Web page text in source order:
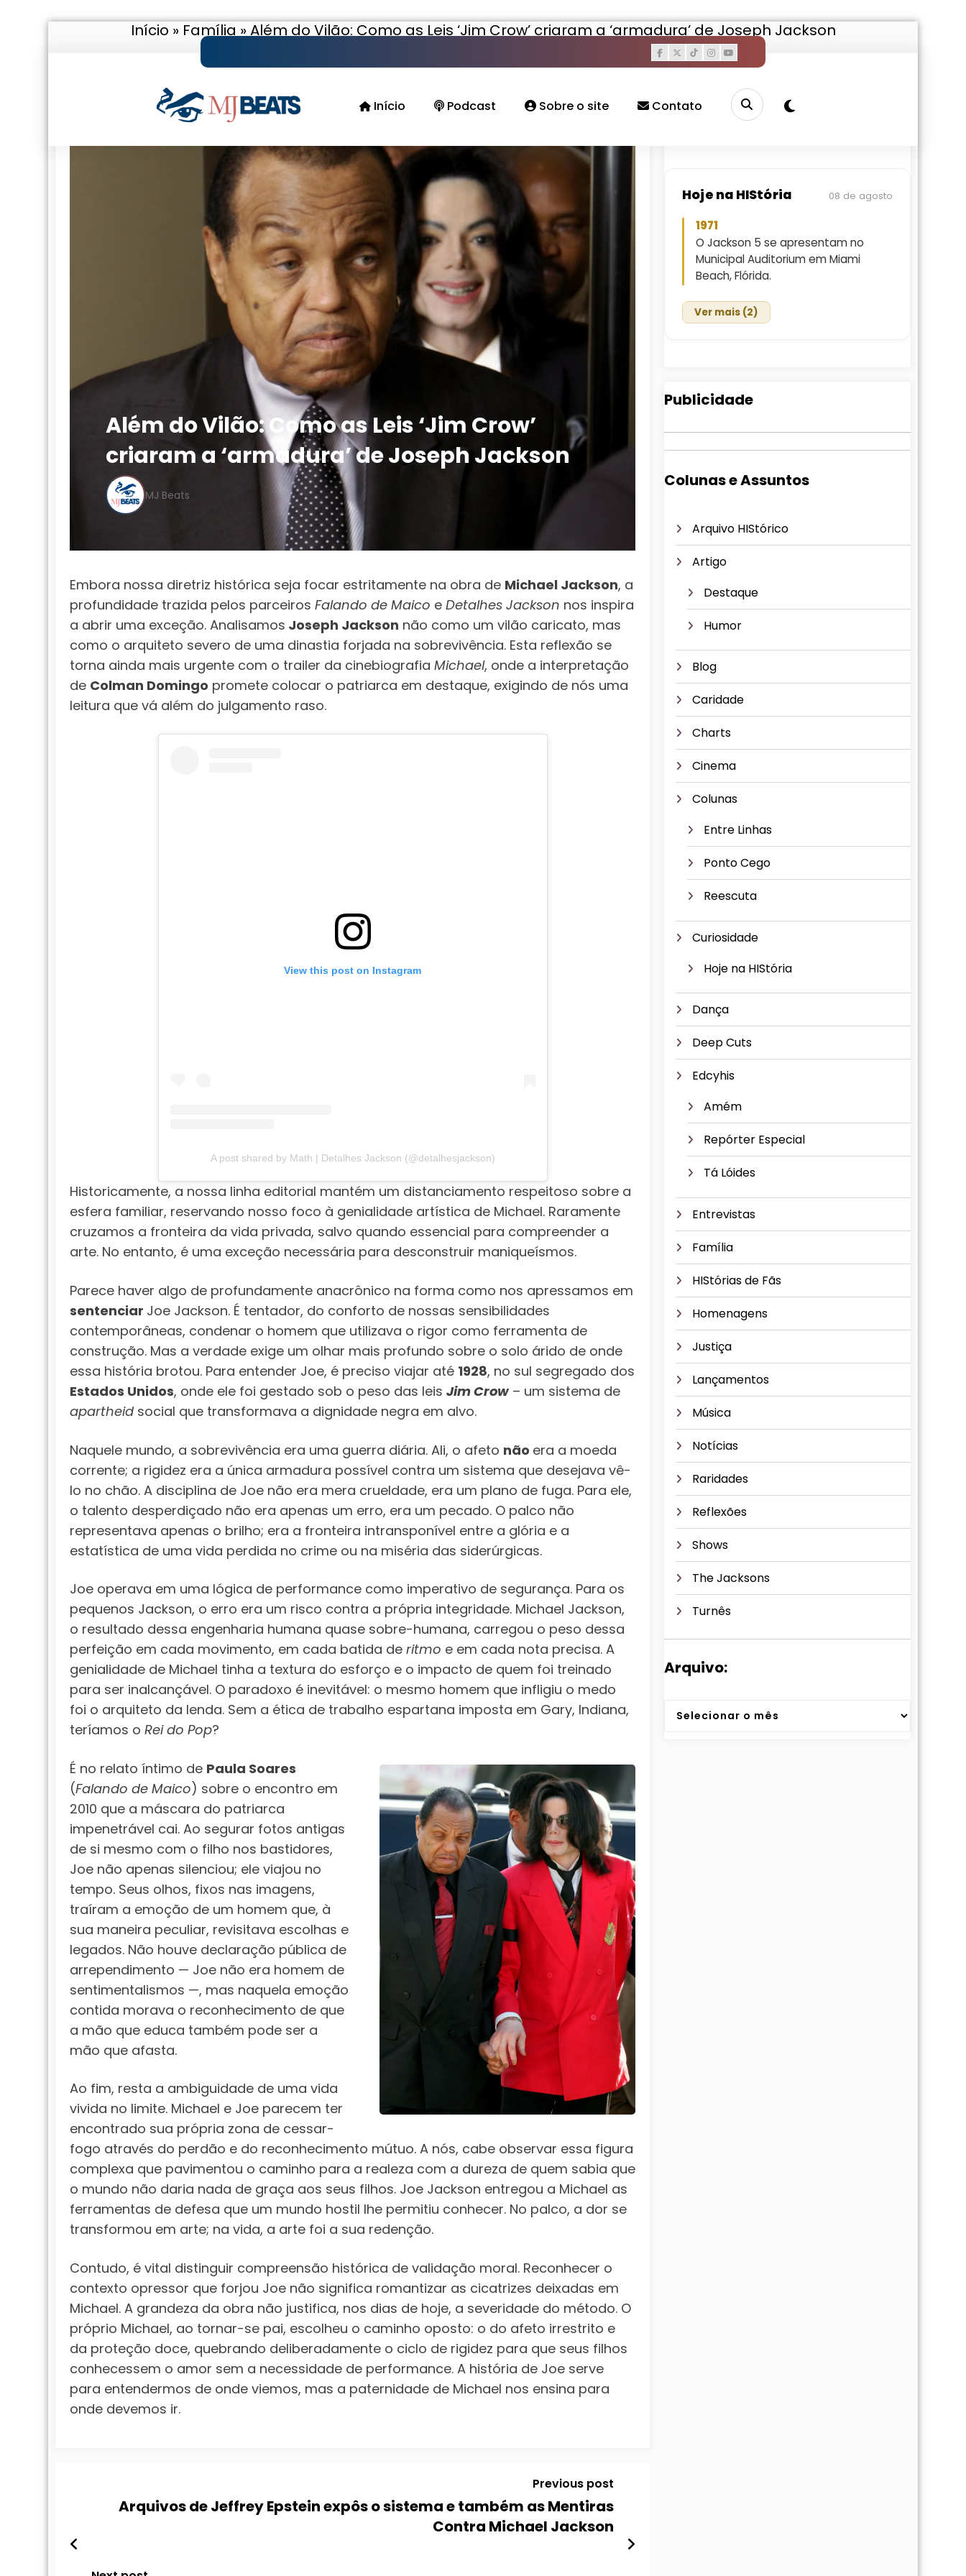
Início
Podcast Sobre o site Contato
Início » Família »Além do Vilão: Como as Leis ‘Jim Crow’ criaram a ‘armadura’ de Joseph Jackson
Além do Vilão: Como as Leis ‘Jim Crow’
criaram a ‘armadura’ de Joseph Jackson
MJ Beats
Embora nossa diretriz histórica seja focar estritamente na obra de Michael Jackson, a
profundidade trazida pelos parceiros Falando de Maico e Detalhes Jackson nos inspira
a abrir uma exceção. Analisamos Joseph Jackson não como um vilão caricato, mas
como o arquiteto severo de uma dinastia forjada na sobrevivência. Esta reflexão se
torna ainda mais urgente com o trailer da cinebiografia Michael, onde a interpretação
de Colman Domingo promete colocar o patriarca em destaque, exigindo de nós uma
leitura que vá além do julgamento raso.
View this post on Instagram
A post shared by Math | Detalhes Jackson (@detalhesjackson)
Historicamente, a nossa linha editorial mantém um distanciamento respeitoso sobre a
esfera familiar, reservando nosso foco à genialidade artística de Michael. Raramente
cruzamos a fronteira da vida privada, salvo quando essencial para compreender a
arte. No entanto, é uma exceção necessária para desconstruir maniqueísmos.
Parece haver algo de profundamente anacrônico na forma como nos apressamos em
sentenciar Joe Jackson. É tentador, do conforto de nossas sensibilidades
contemporâneas, condenar o homem que utilizava o rigor como ferramenta de
construção. Mas a verdade exige um olhar mais profundo sobre o solo árido de onde
essa história brotou. Para entender Joe, é preciso viajar até 1928, no sul segregado dos
Estados Unidos, onde ele foi gestado sob o peso das leis Jim Crow– um sistema de
apartheid social que transformava a dignidade negra em alvo.
Naquele mundo, a sobrevivência era uma guerra diária. Ali, o afeto não era a moeda
corrente; a rigidez era a única armadura possível contra um sistema que desejava vê-
lo no chão. A disciplina de Joe não era mera crueldade, era um plano de fuga. Para ele,
o talento desperdiçado não era apenas um erro, era um pecado. O palco não
representava apenas o brilho; era a fronteira intransponível entre a glória e a
estatística de uma vida perdida no crime ou na miséria das siderúrgicas.
Joe operava em uma lógica de performance como imperativo de segurança. Para os
pequenos Jackson, o erro era um risco contra a própria integridade. Michael Jackson,
o resultado dessa engenharia humana quase sobre-humana, carregou o peso dessa
perfeição em cada movimento, em cada batida de ritmo e em cada nota precisa. A
genialidade de Michael tinha a textura do esforço e o impacto de quem foi treinado
para ser inalcançável. O paradoxo é inevitável: o mesmo homem que infligiu o medo
foi o arquiteto da lenda. Sem a ética de trabalho espartana imposta em Gary, Indiana,
teríamos o Rei do Pop?
É no relato íntimo de Paula Soares
(Falando de Maico) sobre o encontro em
2010 que a máscara do patriarca
impenetrável cai. Ao segurar fotos antigas
de si mesmo com o filho nos bastidores,
Joe não apenas silenciou; ele viajou no
tempo. Seus olhos, fixos nas imagens,
traíram a emoção de um homem que, à
sua maneira peculiar, revisitava escolhas e
legados. Não houve declaração pública de
arrependimento — Joe não era homem de
sentimentalismos —, mas naquela emoção
contida morava o reconhecimento de que
a mão que educa também pode ser a
mão que afasta.
Ao fim, resta a ambiguidade de uma vida
vivida no limite. Michael e Joe parecem ter
encontrado sua própria zona de cessar-
fogo através do perdão e do reconhecimento mútuo. A nós, cabe observar essa figura
complexa que pavimentou o caminho para a realeza com a dureza de quem sabia que
o mundo não daria nada de graça aos seus filhos. Joe Jackson entregou a Michael as
ferramentas de defesa que um mundo hostil lhe permitiu conhecer. No palco, a dor se
transformou em arte; na vida, a arte foi a sua redenção.
Contudo, é vital distinguir compreensão histórica de validação moral. Reconhecer o
contexto opressor que forjou Joe não significa romantizar as cicatrizes deixadas em
Michael. A grandeza da obra não justifica, nos dias de hoje, a severidade do método. O
próprio Michael, ao tornar-se pai, escolheu o caminho oposto: o do afeto irrestrito e
da proteção doce, quebrando deliberadamente o ciclo de rigidez para que seus filhos
conhecessem o amor sem a necessidade de performance. A história de Joe serve
para entendermos de onde viemos, mas a paternidade de Michael nos ensina para
onde devemos ir.
Previous post
Arquivos de Jeffrey Epstein expôs o sistema e também as Mentiras
Contra Michael Jackson
Hoje na HIStória 08 de agosto
1971
O Jackson 5 se apresentam no
Municipal Auditorium em Miami
Beach, Flórida.
Ver mais (2)
Publicidade
Colunas e Assuntos
Arquivo HIStórico
Artigo
Destaque
Humor
Blog
Caridade
Charts
Cinema
Colunas
Entre Linhas
Ponto Cego
Reescuta
Curiosidade
Hoje na HIStória
Dança
Deep Cuts
Edcyhis
Amém
Repórter Especial
Tá Lóides
Entrevistas
Família
HIStórias de Fãs
Homenagens
Justiça
Lançamentos
Música
Notícias
Raridades
Reflexões
Shows
The Jacksons
Turnês
Arquivo:
Arquivos